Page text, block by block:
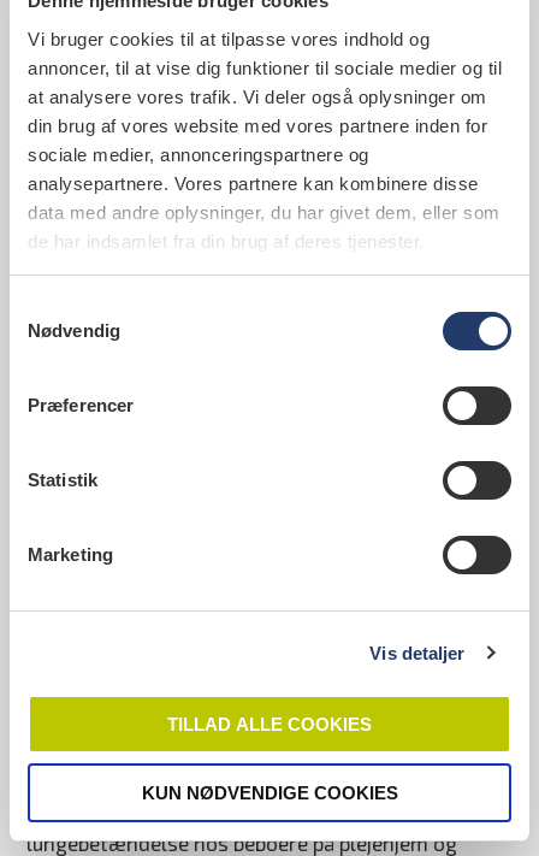
Vi bruger cookies til at tilpasse vores indhold og
annoncer, til at vise dig funktioner til sociale medier og til
at analysere vores trafik. Vi deler også oplysninger om
din brug af vores website med vores partnere inden for
sociale medier, annonceringspartnere og
analysepartnere. Vores partnere kan kombinere disse
data med andre oplysninger, du har givet dem, eller som
de har indsamlet fra din brug af deres tjenester.
Nødvendig
Præferencer
Statistik
Marketing
Vis detaljer
TILLAD ALLE COOKIES
KUN NØDVENDIGE COOKIES
af mundsvamp, bakterielle belægninger, blødende
tandkød og dårlig ånde.
I dag ser det bedre ud, og patienterne melder om
færre smerter og bedre livskvalitet.
I Tandlægeforeningen er Susanne Kleist begejstret
for det nye projekt, og hun mener, at det viser, hvor
stor betydning en simpel ting kan gøre.
"Alle har ret til at få børstet tænder hver dag. Men i
dag er det mere reglen end undtagelsen. Og det er
ikke sundhedsmæssigt forsvarligt, og det koster
indlæggelsesdage. Hvis dette projekt kunne blive
sundhed og livskvalitet – det vil formentlig også
give en økonomisk gevinst", siger Susanne Kleist.
• Systematisk mundhygiejne forud for en operation
lungebetændelse med 45 % og for dybe
sårinfektioner med 65 %. Overordnet set svarer det
til en omtrentlig halvering af risikoen for
infektioner.
• Daglig tandbørstning nedsætter forekomsten af
lungebetændelse hos beboere på plejehjem og